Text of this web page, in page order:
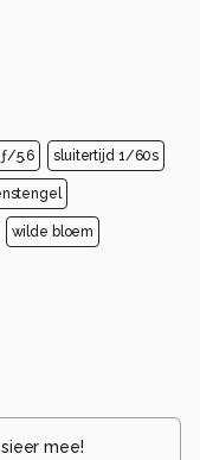
5.6 sluitertijd 1/60s
wilde bloem
mee!